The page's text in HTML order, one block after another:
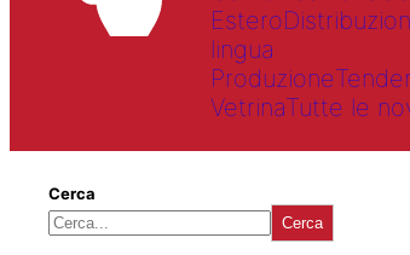
Estero
lingua
Produzione
VetrinaTutte le
Cerca
Cerca